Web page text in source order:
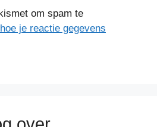
om spam te
je reactie gegevens